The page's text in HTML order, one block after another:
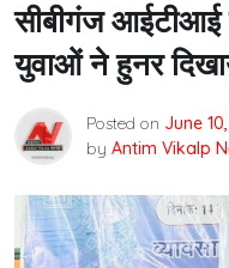
सीबीगंज आईटीआई
युवाओं ने हुनर
Posted on June
by Antim Vikalp